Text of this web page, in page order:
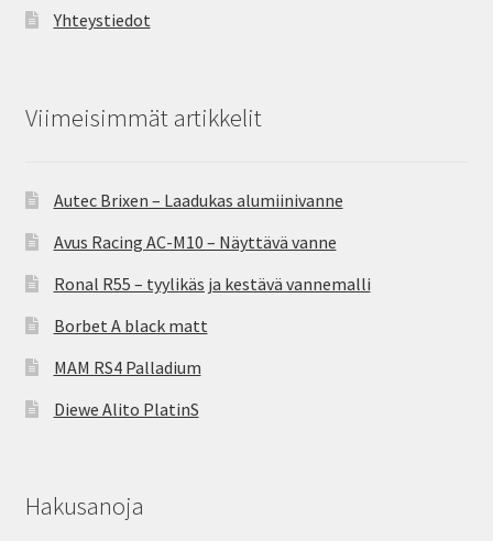
Yhteystiedot
Viimeisimmät artikkelit
Autec Brixen – Laadukas alumiinivanne
Avus Racing AC-M10 – Näyttävä vanne
Ronal R55 – tyylikäs ja kestävä vannemalli
Borbet A black matt
MAM RS4 Palladium
Diewe Alito PlatinS
Hakusanoja